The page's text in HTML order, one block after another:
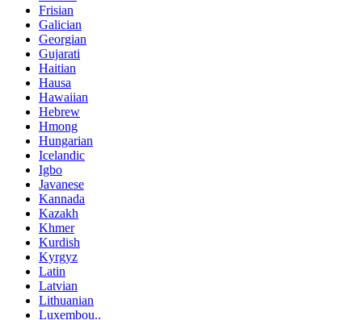
Frisian
Galician
Georgian
Gujarati
Haitian
Hausa
Hawaiian
Hebrew
Hmong
Hungarian
Icelandic
Igbo
Javanese
Kannada
Kazakh
Khmer
Kurdish
Kyrgyz
Latin
Latvian
Lithuanian
Luxembou..